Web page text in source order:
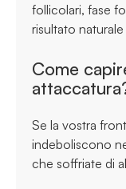
follicolari, fase
risultato
Come
Se la vostra
indeboliscono
che soffriate di